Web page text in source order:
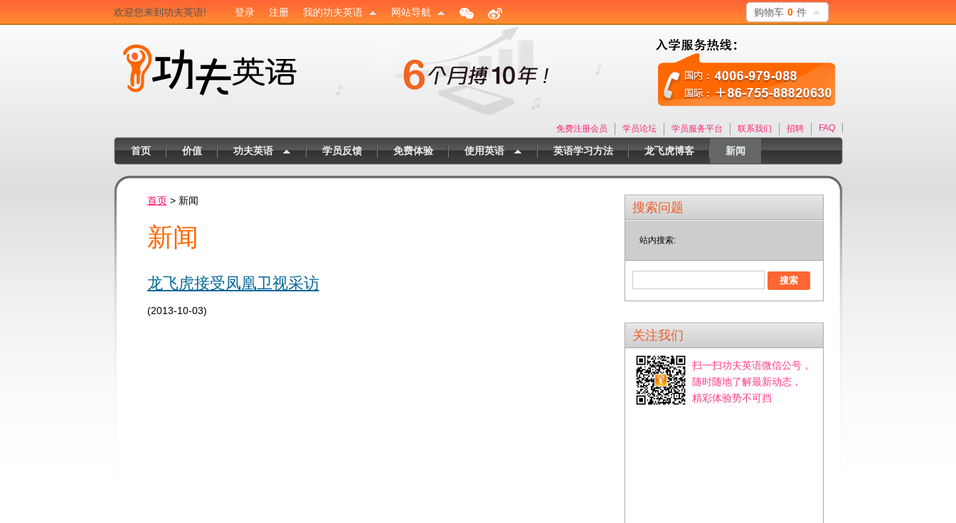
欢迎您来到功夫英语! 登录 注册 我的功夫英语 网站导航 购物车 0 件
免费注册会员 学员论坛 学员服务平台 联系我们 招聘 FAQ
首页 价值 功夫英语 学员反馈 免费体验 使用英语 英语学习方法 龙飞虎博客 新闻
首页> 新闻
新闻
龙飞虎接受凤凰卫视采访
(2013-10-03)
搜索问题
站内搜索:
关注我们
扫一扫功夫英语微信公号，
随时随地了解最新动态，
精彩体验势不可挡